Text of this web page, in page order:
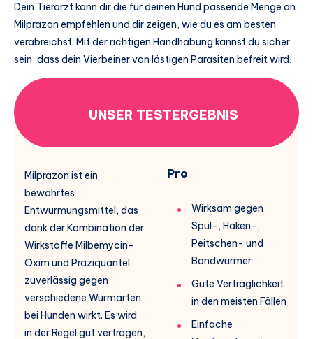
Dein Tierarzt kann dir die für deinen Hund passende Menge an
Milprazon empfehlen und dir zeigen, wie du es am besten
verabreichst. Mit der richtigen Handhabung kannst du sicher
sein, dass dein Vierbeiner von lästigen Parasiten befreit wird.
UNSER TESTERGEBNIS
Milprazon ist ein
bewährtes
Entwurmungsmittel, das
dank der Kombination der
Wirkstoffe Milbemycin-
Oxim und Praziquantel
zuverlässig gegen
verschiedene Wurmarten
bei Hunden wirkt. Es wird
in der Regel gut vertragen,
Pro
Wirksam gegen
Spul-, Haken-,
Peitschen- und
Bandwürmer
Gute Verträglichkeit
in den meisten Fällen
Einfache